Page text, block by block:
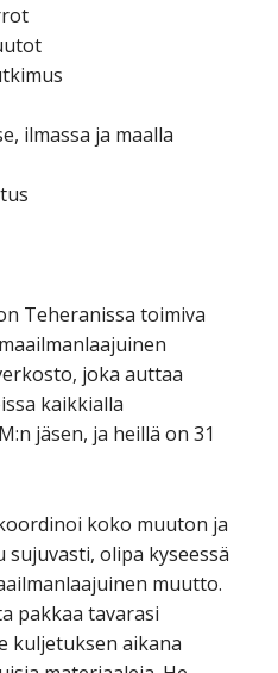
ilmassa ja maalla
Teheranissa toimiva
joka auttaa
kaikkialla
jäsen, ja heillä on 31
koko muuton ja
olipa kyseessä
muutto.
pakkaa tavarasi
kuljetuksen aikana